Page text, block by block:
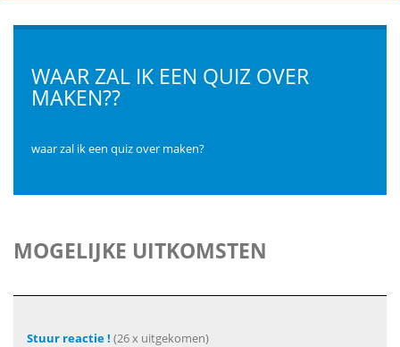
WAAR ZAL IK EEN QUIZ OVER
MAKEN??
waar zal ik een quiz over maken?
MOGELIJKE UITKOMSTEN
Stuur reactie ! (26 x uitgekomen)